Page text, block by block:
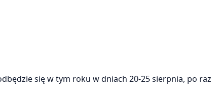
się w tym roku w dniach 20-25 sierpnia, po raz